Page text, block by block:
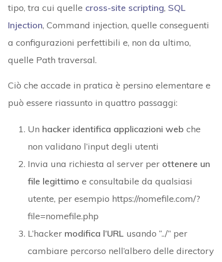
tipo, tra cui quelle cross-site scripting, SQL
Injection, Command injection, quelle conseguenti
a configurazioni perfettibili e, non da ultimo,
quelle Path traversal.
Ciò che accade in pratica è persino elementare e
può essere riassunto in quattro passaggi:
Un hacker identifica applicazioni web che
non validano l’input degli utenti
Invia una richiesta al server per ottenere un
file legittimo e consultabile da qualsiasi
utente, per esempio https://nomefile.com/?
file=nomefile.php
L’hacker modifica l’URL usando “../” per
cambiare percorso nell’albero delle directory